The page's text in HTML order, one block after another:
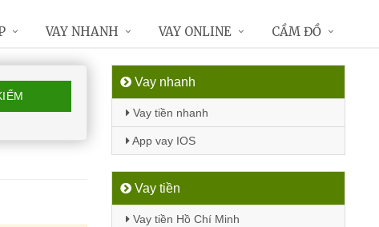
Vay nhanh
Vay tiền nhanh
App vay IOS
Vay tiền
Vay tiền Hồ Chí Minh
VAY NHANH VAY ONLINE CẦM ĐỒ